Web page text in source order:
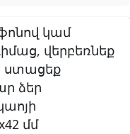
կամ
վերբեռնեք
ստացեք
ձեր
մմ